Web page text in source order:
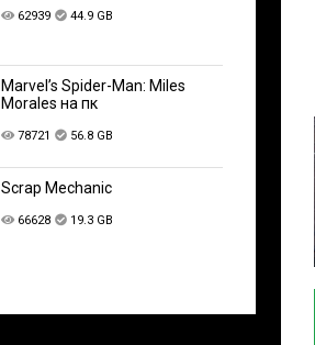
62939 44.9 GB
Marvel’s Spider-Man: Miles
Morales на пк
78721 56.8 GB
Scrap Mechanic
66628 19.3 GB